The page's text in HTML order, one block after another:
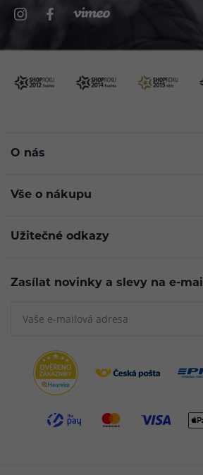
O nás
Vše o nákupu
Užitečné odkazy
Zasílat novinky a slevy na e-mail